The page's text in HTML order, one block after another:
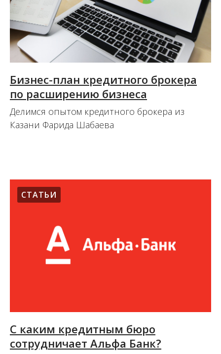
Бизнес-план кредитного брокера
по расширению бизнеса
Делимся опытом кредитного брокера из
Казани Фарида Шабаева
СТАТЬИ
C каким кредитным бюро
сотрудничает Альфа Банк?